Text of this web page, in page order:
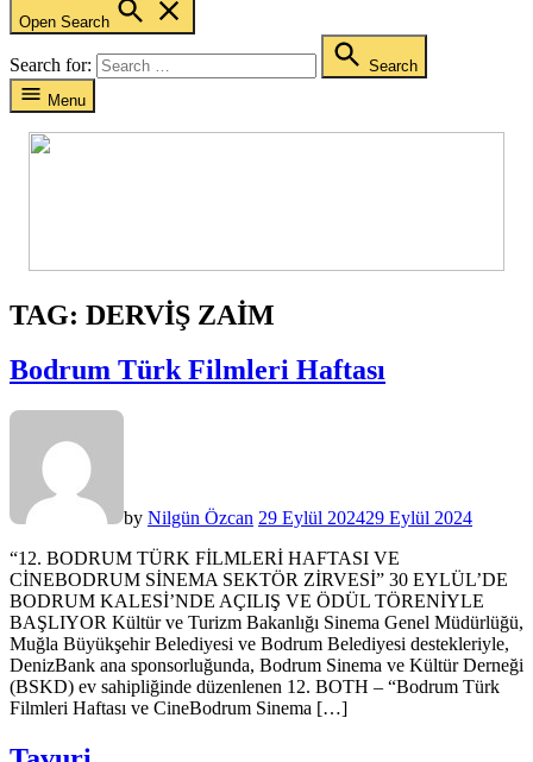
Open Search
Search for:
Search
Menu
TAG: DERVIŞ ZAIM
Bodrum Türk Filmleri Haftası
by Nilgün Özcan 29 Eylül 202429 Eylül 2024
“12. BODRUM TÜRK FİLMLERİ HAFTASI VE
CİNEBODRUM SİNEMA SEKTÖR ZİRVESİ” 30 EYLÜL’DE
BODRUM KALESİ’NDE AÇILIŞ VE ÖDÜL TÖRENİYLE
BAŞLIYOR Kültür ve Turizm Bakanlığı Sinema Genel Müdürlüğü,
Muğla Büyükşehir Belediyesi ve Bodrum Belediyesi destekleriyle,
DenizBank ana sponsorluğunda, Bodrum Sinema ve Kültür Derneği
(BSKD) ev sahipliğinde düzenlenen 12. BOTH – “Bodrum Türk
Filmleri Haftası ve CineBodrum Sinema […]